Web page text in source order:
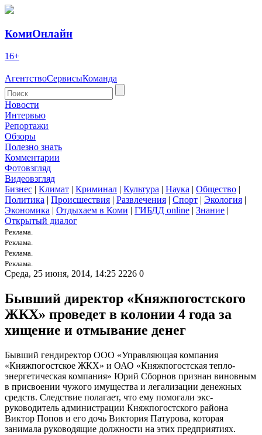
КомиОнлайн
16+
АгентствоСервисыКоманда
Новости
Интервью
Репортажи
Обзоры
Полезно знать
Комментарии
Фотовзгляд
Видеовзгляд
Бизнес | Климат | Криминал | Культура | Наука | Общество |
Политика | Происшествия | Развлечения | Спорт | Экология |
Экономика | Отдыхаем в Коми | ГИБДД online | Знание |
Открытый диалог
Реклама.
Реклама.
Реклама.
Реклама.
Среда, 25 июня, 2014, 14:25 2226 0
Бывший директор «Княжпогостского
ЖКХ» проведет в колонии 4 года за
хищение и отмывание денег
Бывший гендиректор ООО «Управляющая компания
«Княжпогостское ЖКХ» и ОАО «Княжпогостская тепло-
энергетическая компания» Юрий Сборнов признан виновным
в присвоении чужого имущества и легализации денежных
средств. Следствие полагает, что ему помогали экс-
руководитель администрации Княжпогостского района
Виктор Попов и его дочь Виктория Патурова, которая
занимала руководящие должности на этих предприятиях.